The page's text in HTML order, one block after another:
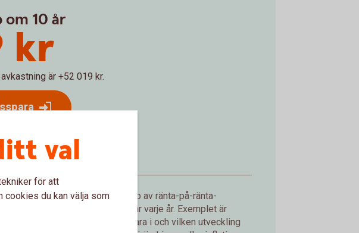
10 år
krär +52 019 kr.
utvecklas över tid med hjälp av ränta-på-ränta-
dessutom på avkastning du får varje år. Exemplet är
typ av fonder du väljer att spara i och vilken utveckling
val
för att
cookies du kan välja som